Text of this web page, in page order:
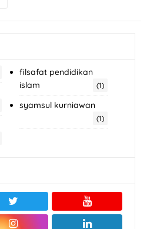
filsafat pendidikan
islam
(1)
syamsul kurniawan
(1)